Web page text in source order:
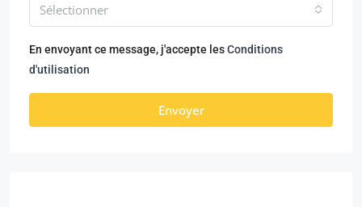
Sélectionner
En envoyant ce message, j'accepte lesConditions
d'utilisation
Envoyer